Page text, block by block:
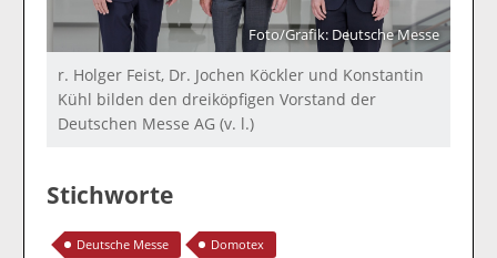
Foto/Grafik: Deutsche Messe
r. Holger Feist, Dr. Jochen Köckler und Konstantin
Kühl bilden den dreiköpfigen Vorstand der
Deutschen Messe AG (v. l.)
Stichworte
Deutsche Messe
Domotex